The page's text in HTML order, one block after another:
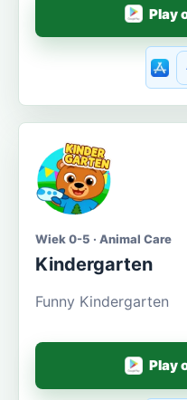
Play
Wiek 0-5 · Animal Care
Kindergarten
Funny Kindergarten
Play